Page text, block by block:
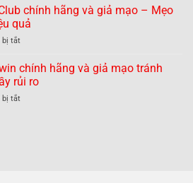
dàng
tránh
đảo
giả
mạo
Thực
thế
nào?
biệt
Hitclub
chính
hãng
giả
mạo
Những
chính hãng và giả mạo – Mẹo
quả
bị tắt
biệt
789Club
chính
hãng
chính hãng và giả mạo tránh
rủi ro
bị tắt